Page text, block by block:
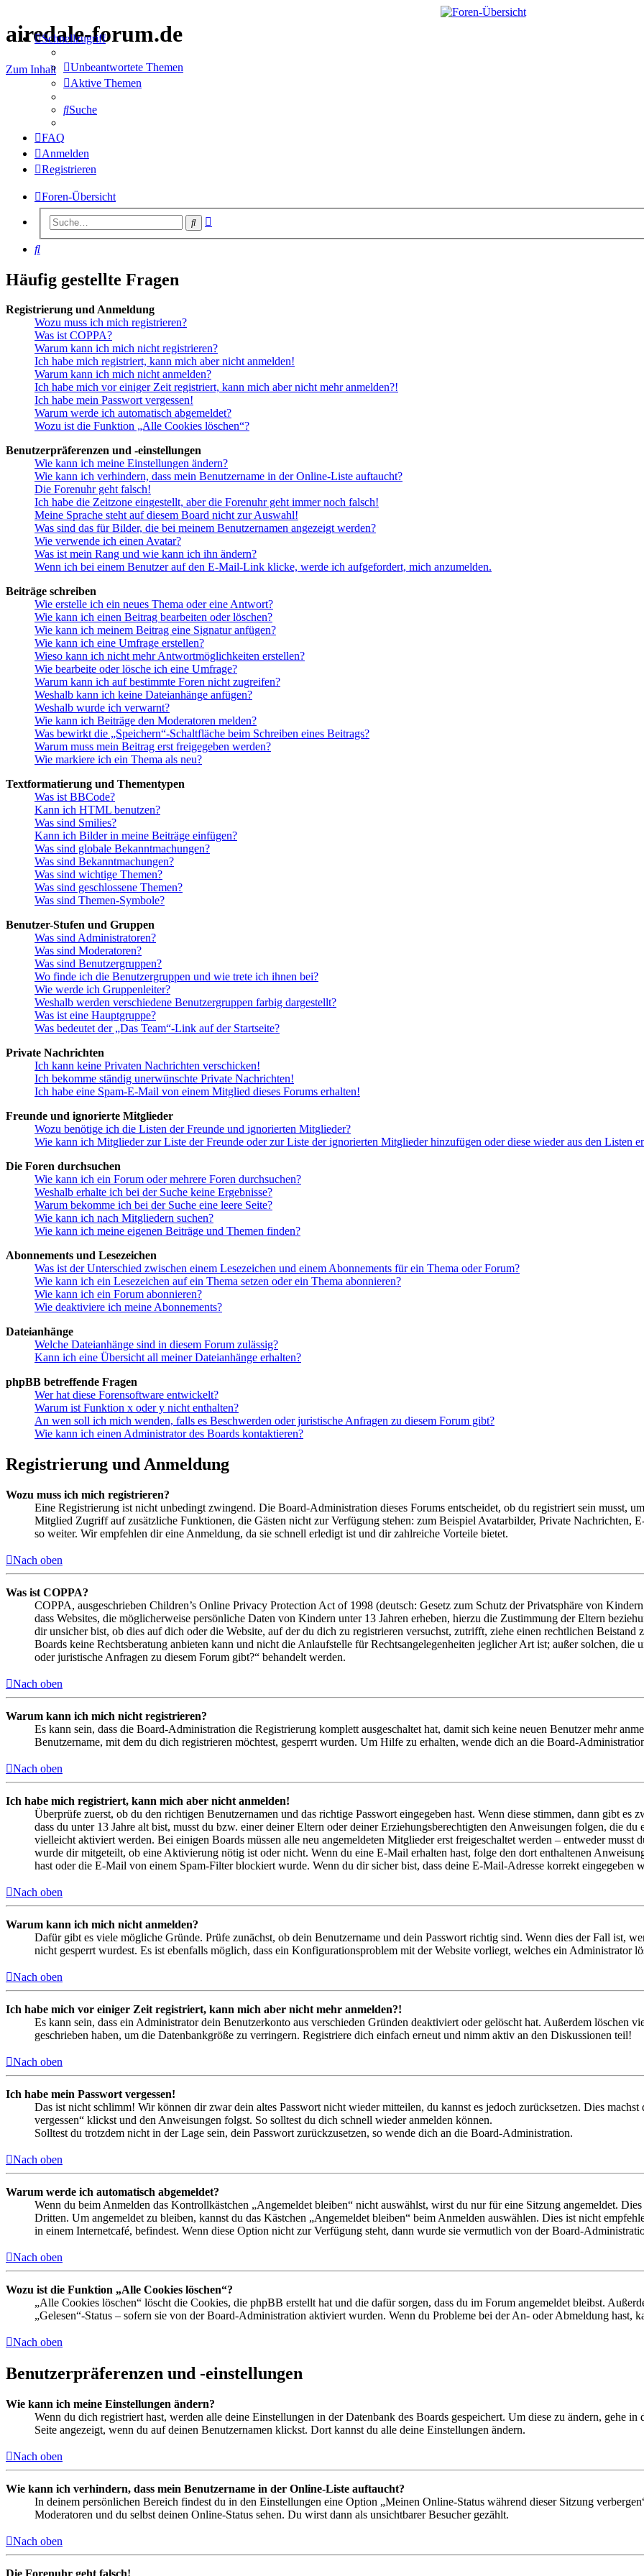
airedale-forum.de
Zum Inhalt
Schnellzugriff
Unbeantwortete Themen
Aktive Themen
Suche
FAQ
Anmelden
Registrieren
Foren-Übersicht
Suche
Suche
Häufig gestellte Fragen
Registrierung und Anmeldung
Wozu muss ich mich registrieren?
Was ist COPPA?
Warum kann ich mich nicht registrieren?
Ich habe mich registriert, kann mich aber nicht anmelden!
Warum kann ich mich nicht anmelden?
Ich habe mich vor einiger Zeit registriert, kann mich aber nicht mehr anmelden?!
Ich habe mein Passwort vergessen!
Warum werde ich automatisch abgemeldet?
Wozu ist die Funktion „Alle Cookies löschen“?
Benutzerpräferenzen und -einstellungen
Wie kann ich meine Einstellungen ändern?
Wie kann ich verhindern, dass mein Benutzername in der Online-Liste auftaucht?
Die Forenuhr geht falsch!
Ich habe die Zeitzone eingestellt, aber die Forenuhr geht immer noch falsch!
Meine Sprache steht auf diesem Board nicht zur Auswahl!
Was sind das für Bilder, die bei meinem Benutzernamen angezeigt werden?
Wie verwende ich einen Avatar?
Was ist mein Rang und wie kann ich ihn ändern?
Wenn ich bei einem Benutzer auf den E-Mail-Link klicke, werde ich aufgefordert, mich anzumelden.
Beiträge schreiben
Wie erstelle ich ein neues Thema oder eine Antwort?
Wie kann ich einen Beitrag bearbeiten oder löschen?
Wie kann ich meinem Beitrag eine Signatur anfügen?
Wie kann ich eine Umfrage erstellen?
Wieso kann ich nicht mehr Antwortmöglichkeiten erstellen?
Wie bearbeite oder lösche ich eine Umfrage?
Warum kann ich auf bestimmte Foren nicht zugreifen?
Weshalb kann ich keine Dateianhänge anfügen?
Weshalb wurde ich verwarnt?
Wie kann ich Beiträge den Moderatoren melden?
Was bewirkt die „Speichern“-Schaltfläche beim Schreiben eines Beitrags?
Warum muss mein Beitrag erst freigegeben werden?
Wie markiere ich ein Thema als neu?
Textformatierung und Thementypen
Was ist BBCode?
Kann ich HTML benutzen?
Was sind Smilies?
Kann ich Bilder in meine Beiträge einfügen?
Was sind globale Bekanntmachungen?
Was sind Bekanntmachungen?
Was sind wichtige Themen?
Was sind geschlossene Themen?
Was sind Themen-Symbole?
Benutzer-Stufen und Gruppen
Was sind Administratoren?
Was sind Moderatoren?
Was sind Benutzergruppen?
Wo finde ich die Benutzergruppen und wie trete ich ihnen bei?
Wie werde ich Gruppenleiter?
Weshalb werden verschiedene Benutzergruppen farbig dargestellt?
Was ist eine Hauptgruppe?
Was bedeutet der „Das Team“-Link auf der Startseite?
Private Nachrichten
Ich kann keine Privaten Nachrichten verschicken!
Ich bekomme ständig unerwünschte Private Nachrichten!
Ich habe eine Spam-E-Mail von einem Mitglied dieses Forums erhalten!
Freunde und ignorierte Mitglieder
Wozu benötige ich die Listen der Freunde und ignorierten Mitglieder?
Wie kann ich Mitglieder zur Liste der Freunde oder zur Liste der ignorierten Mitglieder hinzufügen oder diese wieder aus den Listen
Die Foren durchsuchen
Wie kann ich ein Forum oder mehrere Foren durchsuchen?
Weshalb erhalte ich bei der Suche keine Ergebnisse?
Warum bekomme ich bei der Suche eine leere Seite?
Wie kann ich nach Mitgliedern suchen?
Wie kann ich meine eigenen Beiträge und Themen finden?
Abonnements und Lesezeichen
Was ist der Unterschied zwischen einem Lesezeichen und einem Abonnements für ein Thema oder Forum?
Wie kann ich ein Lesezeichen auf ein Thema setzen oder ein Thema abonnieren?
Wie kann ich ein Forum abonnieren?
Wie deaktiviere ich meine Abonnements?
Dateianhänge
Welche Dateianhänge sind in diesem Forum zulässig?
Kann ich eine Übersicht all meiner Dateianhänge erhalten?
phpBB betreffende Fragen
Wer hat diese Forensoftware entwickelt?
Warum ist Funktion x oder y nicht enthalten?
An wen soll ich mich wenden, falls es Beschwerden oder juristische Anfragen zu diesem Forum gibt?
Wie kann ich einen Administrator des Boards kontaktieren?
Registrierung und Anmeldung
Wozu muss ich mich registrieren?
Eine Registrierung ist nicht unbedingt zwingend. Die Board-Administration dieses Forums entscheidet, ob du registriert sein musst,
Mitglied Zugriff auf zusätzliche Funktionen, die Gästen nicht zur Verfügung stehen: zum Beispiel Avatarbilder, Private Nachrichten,
so weiter. Wir empfehlen dir eine Anmeldung, da sie schnell erledigt ist und dir zahlreiche Vorteile bietet.
Nach oben
Was ist COPPA?
COPPA, ausgeschrieben Children’s Online Privacy Protection Act of 1998 (deutsch: Gesetz zum Schutz der Privatsphäre von
dass Websites, die möglicherweise persönliche Daten von Kindern unter 13 Jahren erheben, hierzu die Zustimmung der Eltern
dir unsicher bist, ob dies auf dich oder die Website, auf der du dich zu registrieren versuchst, zutrifft, ziehe einen rechtlichen
Boards keine Rechtsberatung anbieten kann und nicht die Anlaufstelle für Rechtsangelegenheiten jeglicher Art ist; außer solchen,
oder juristische Anfragen zu diesem Forum gibt?“ behandelt werden.
Nach oben
Warum kann ich mich nicht registrieren?
Es kann sein, dass die Board-Administration die Registrierung komplett ausgeschaltet hat, damit sich keine neuen Benutzer mehr
Benutzername, mit dem du dich registrieren möchtest, gesperrt wurden. Um Hilfe zu erhalten, wende dich an die Board-
Nach oben
Ich habe mich registriert, kann mich aber nicht anmelden!
Überprüfe zuerst, ob du den richtigen Benutzernamen und das richtige Passwort eingegeben hast. Wenn diese stimmen, dann gibt es
dass du unter 13 Jahre alt bist, musst du bzw. einer deiner Eltern oder deiner Erziehungsberechtigten den Anweisungen folgen, die
vielleicht aktiviert werden. Bei einigen Boards müssen alle neu angemeldeten Mitglieder erst freigeschaltet werden – entweder musst
wurde dir mitgeteilt, ob eine Aktivierung nötig ist oder nicht. Wenn du eine E-Mail erhalten hast, folge den dort enthaltenen
hast oder die E-Mail von einem Spam-Filter blockiert wurde. Wenn du dir sicher bist, dass deine E-Mail-Adresse korrekt eingegeben
Nach oben
Warum kann ich mich nicht anmelden?
Dafür gibt es viele mögliche Gründe. Prüfe zunächst, ob dein Benutzername und dein Passwort richtig sind. Wenn dies der Fall ist,
nicht gesperrt wurdest. Es ist ebenfalls möglich, dass ein Konfigurationsproblem mit der Website vorliegt, welches ein Administrator
Nach oben
Ich habe mich vor einiger Zeit registriert, kann mich aber nicht mehr anmelden?!
Es kann sein, dass ein Administrator dein Benutzerkonto aus verschieden Gründen deaktiviert oder gelöscht hat. Außerdem löschen
geschrieben haben, um die Datenbankgröße zu verringern. Registriere dich einfach erneut und nimm aktiv an den Diskussionen teil!
Nach oben
Ich habe mein Passwort vergessen!
Das ist nicht schlimm! Wir können dir zwar dein altes Passwort nicht wieder mitteilen, du kannst es jedoch zurücksetzen. Dies
vergessen“ klickst und den Anweisungen folgst. So solltest du dich schnell wieder anmelden können.
Solltest du trotzdem nicht in der Lage sein, dein Passwort zurückzusetzen, so wende dich an die Board-Administration.
Nach oben
Warum werde ich automatisch abgemeldet?
Wenn du beim Anmelden das Kontrollkästchen „Angemeldet bleiben“ nicht auswählst, wirst du nur für eine Sitzung angemeldet.
Dritten. Um angemeldet zu bleiben, kannst du das Kästchen „Angemeldet bleiben“ beim Anmelden auswählen. Dies ist nicht
in einem Internetcafé, befindest. Wenn diese Option nicht zur Verfügung steht, dann wurde sie vermutlich von der Board-
Nach oben
Wozu ist die Funktion „Alle Cookies löschen“?
„Alle Cookies löschen“ löscht die Cookies, die phpBB erstellt hat und die dafür sorgen, dass du im Forum angemeldet bleibst.
„Gelesen“-Status – sofern sie von der Board-Administration aktiviert wurden. Wenn du Probleme bei der An- oder Abmeldung hast,
Nach oben
Benutzerpräferenzen und -einstellungen
Wie kann ich meine Einstellungen ändern?
Wenn du dich registriert hast, werden alle deine Einstellungen in der Datenbank des Boards gespeichert. Um diese zu ändern, gehe
Seite angezeigt, wenn du auf deinen Benutzernamen klickst. Dort kannst du alle deine Einstellungen ändern.
Nach oben
Wie kann ich verhindern, dass mein Benutzername in der Online-Liste auftaucht?
In deinem persönlichen Bereich findest du in den Einstellungen eine Option „Meinen Online-Status während dieser Sitzung
Moderatoren und du selbst deinen Online-Status sehen. Du wirst dann als unsichtbarer Besucher gezählt.
Nach oben
Die Forenuhr geht falsch!